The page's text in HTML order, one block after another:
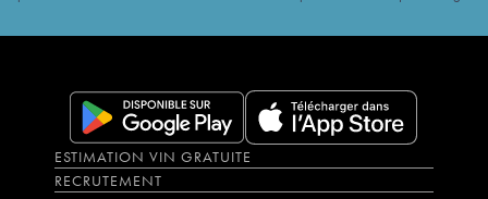
ESTIMATION VIN GRATUITE
RECRUTEMENT